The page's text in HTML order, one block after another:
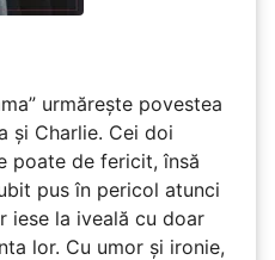
urmărește povestea
și Charlie. Cei doi
poate de fericit, însă
pus în pericol atunci
iese la iveală cu doar
lor. Cu umor și ironie,